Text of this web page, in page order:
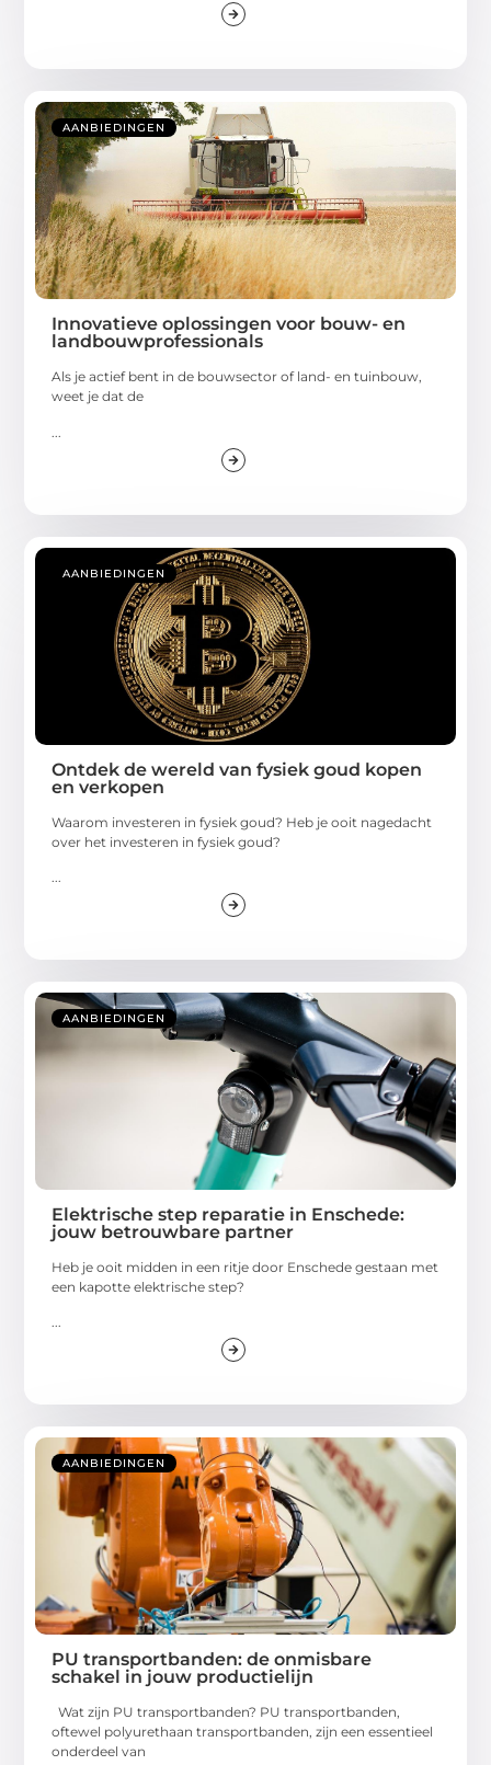
AANBIEDINGEN
Innovatieve oplossingen voor bouw- en
landbouwprofessionals
Als je actief bent in de bouwsector of land- en tuinbouw,
weet je dat de
AANBIEDINGEN
Ontdek de wereld van fysiek goud kopen
en verkopen
Waarom investeren in fysiek goud? Heb je ooit nagedacht
over het investeren in fysiek goud?
...
AANBIEDINGEN
Elektrische step reparatie in Enschede:
jouw betrouwbare partner
Heb je ooit midden in een ritje door Enschede gestaan met
een kapotte elektrische step?
...
AANBIEDINGEN
PU transportbanden: de onmisbare
schakel in jouw productielijn
Wat zijn PU transportbanden? PU transportbanden,
oftewel polyurethaan transportbanden, zijn een essentieel
onderdeel van